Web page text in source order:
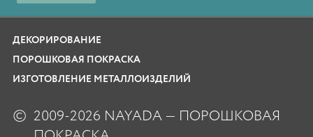
ДЕКОРИРОВАНИЕ
ПОРОШКОВАЯ ПОКРАСКА
ИЗГОТОВЛЕНИЕ МЕТАЛЛОИЗДЕЛИЙ
© 2009-2026 NAYADA — ПОРОШКОВАЯ